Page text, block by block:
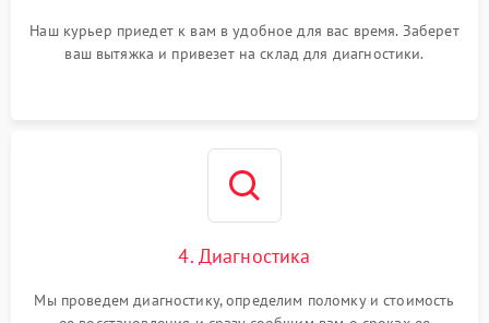
Наш курьер приедет к вам в удобное для вас время. Заберет
ваш вытяжка и привезет на склад для диагностики.
4. Диагностика
Мы проведем диагностику, определим поломку и стоимость